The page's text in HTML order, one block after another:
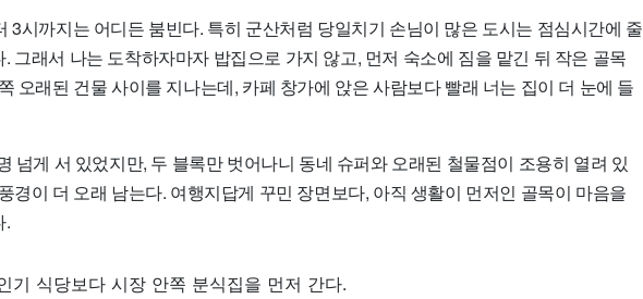
3시까지는 어디든 붐빈다. 특히 군산처럼 당일치기 손님이 많은 도시는 점심시간에 줄
그래서 나는 도착하자마자 밥집으로 가지 않고, 먼저 숙소에 짐을 맡긴 뒤 작은 골목
오래된 건물 사이를 지나는데, 카페 창가에 앉은 사람보다 빨래 너는 집이 더 눈에 들
넘게 서 있었지만, 두 블록만 벗어나니 동네 슈퍼와 오래된 철물점이 조용히 열려 있
경이 더 오래 남는다. 여행지답게 꾸민 장면보다, 아직 생활이 먼저인 골목이 마음을
.
기 식당보다 시장 안쪽 분식집을 먼저 간다.